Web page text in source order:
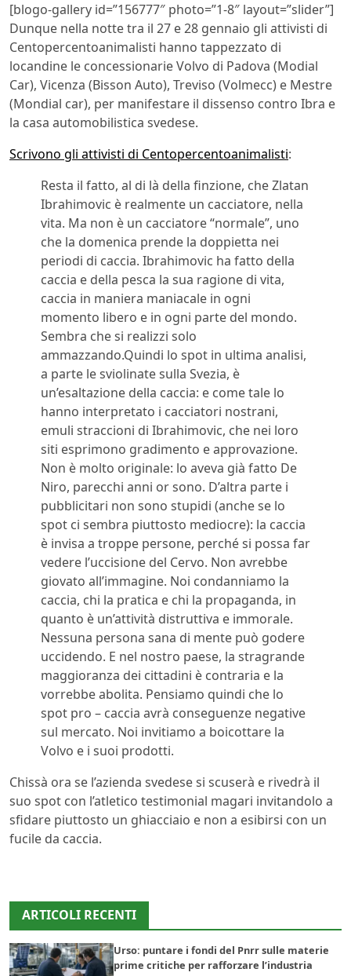
[blogo-gallery id=”156777″ photo=”1-8″ layout=”slider”]
Dunque nella notte tra il 27 e 28 gennaio gli attivisti di
Centopercentoanimalisti hanno tappezzato di
locandine le concessionarie Volvo di Padova (Modial
Car), Vicenza (Bisson Auto), Treviso (Volmecc) e Mestre
(Mondial car), per manifestare il dissenso contro Ibra e
la casa automobilistica svedese.
Scrivono gli attivisti di Centopercentoanimalisti:
Resta il fatto, al di là della finzione, che Zlatan
Ibrahimovic è realmente un cacciatore, nella
vita. Ma non è un cacciatore “normale”, uno
che la domenica prende la doppietta nei
periodi di caccia. Ibrahimovic ha fatto della
caccia e della pesca la sua ragione di vita,
caccia in maniera maniacale in ogni
momento libero e in ogni parte del mondo.
Sembra che si realizzi solo
ammazzando.Quindi lo spot in ultima analisi,
a parte le sviolinate sulla Svezia, è
un’esaltazione della caccia: e come tale lo
hanno interpretato i cacciatori nostrani,
emuli straccioni di Ibrahimovic, che nei loro
siti esprimono gradimento e approvazione.
Non è molto originale: lo aveva già fatto De
Niro, parecchi anni or sono. D’altra parte i
pubblicitari non sono stupidi (anche se lo
spot ci sembra piuttosto mediocre): la caccia
è invisa a troppe persone, perché si possa far
vedere l’uccisione del Cervo. Non avrebbe
giovato all’immagine. Noi condanniamo la
caccia, chi la pratica e chi la propaganda, in
quanto è un’attività distruttiva e immorale.
Nessuna persona sana di mente può godere
uccidendo. E nel nostro paese, la stragrande
maggioranza dei cittadini è contraria e la
vorrebbe abolita. Pensiamo quindi che lo
spot pro – caccia avrà conseguenze negative
sul mercato. Noi invitiamo a boicottare la
Volvo e i suoi prodotti.
Chissà ora se l’azienda svedese si scuserà e rivedrà il
suo spot con l’atletico testimonial magari invitandolo a
sfidare piuttosto un ghiacciaio e non a esibirsi con un
fucile da caccia.
ARTICOLI RECENTI
Urso: puntare i fondi del Pnrr sulle materie
prime critiche per rafforzare l’industria